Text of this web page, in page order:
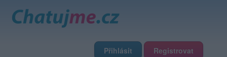
Přihlásit Registrovat